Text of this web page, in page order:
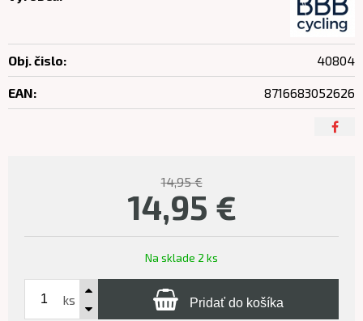
14,95 €
14,95 €
Na sklade 2 ks
ks Pridať do košíka
Obj. čislo: 40804
EAN: 8716683052626